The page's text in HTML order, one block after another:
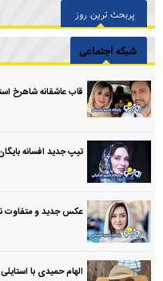
پربحث ترین روز
شبکه اجتماعی
قاب عاشقانه شاهرخ
تیپ جدید افسانه بایگان در
عکس جدید و متفاوت
الهام حمیدی با